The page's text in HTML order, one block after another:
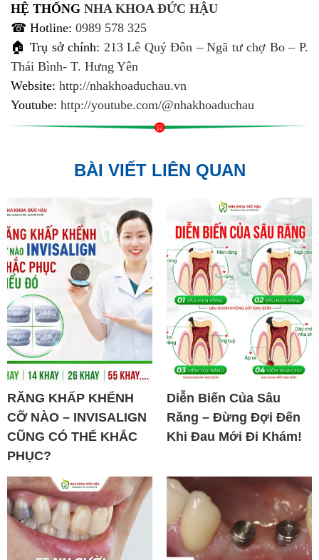
HỆ THỐNG NHA KHOA ĐỨC HẬU
☎ Hotline: 0989 578 325
🏠 Trụ sở chính: 213 Lê Quý Đôn – Ngã tư chợ Bo – P.
Thái Bình- T. Hưng Yên
Website: http://nhakhoaduchau.vn
Youtube: http://youtube.com/@nhakhoaduchau
BÀI VIẾT LIÊN QUAN
RĂNG KHẤP KHỂNH
CỠ NÀO – INVISALIGN
CŨNG CÓ THỂ KHẮC
PHỤC?
Diễn Biến Của Sâu
Răng – Đừng Đợi Đến
Khi Đau Mới Đi Khám!